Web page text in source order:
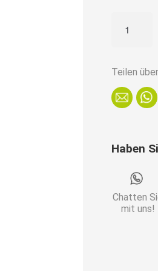
cm
|
D4409
|
45
Teilen über
Haben
Chatten
mit uns!